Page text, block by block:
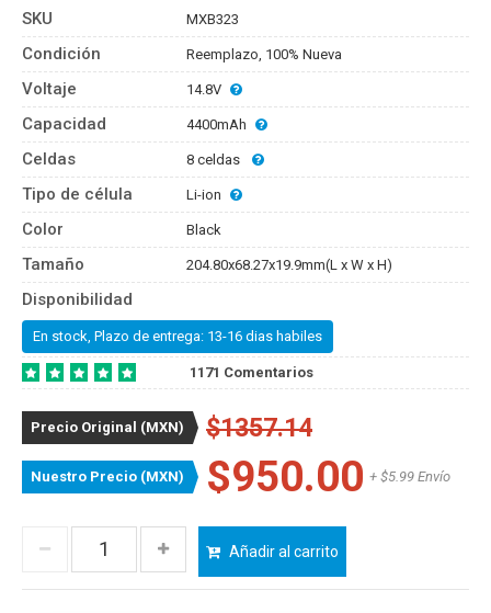
SKU MXB323
Condición Reemplazo, 100% Nueva
Voltaje 14.8V
Capacidad 4400mAh
Celdas 8 celdas
Tipo de célula Li-ion
Color Black
Tamaño 204.80x68.27x19.9mm(L x W x H)
Disponibilidad
En stock, Plazo de entrega: 13-16 dias habiles
1171 Comentarios
Precio Original (MXN) $1357.14
Nuestro Precio (MXN) $950.00 + $5.99 Envío
Añadir al carrito